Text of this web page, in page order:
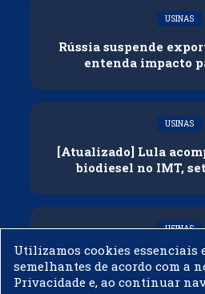
USINAS
Rússia suspende
entenda impacto
USINAS
[Atualizado] Lula
biodiesel no IMT,
USINAS
Governo adia reunião
etanol na
Utilizamos cookies essenciais
semelhantes de acordo com a
Privacidade e, ao continuar